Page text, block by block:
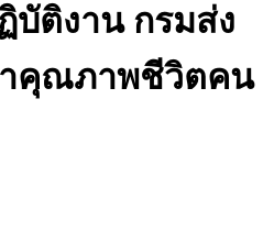
บัติงาน กรมส่ง
คุณภาพชีวิตคน